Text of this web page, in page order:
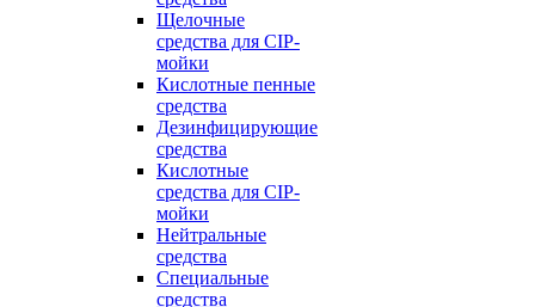
Щелочные
средства для CIP-
мойки
Кислотные пенные
средства
Дезинфицирующие
средства
Кислотные
средства для CIP-
мойки
Нейтральные
средства
Специальные
средства